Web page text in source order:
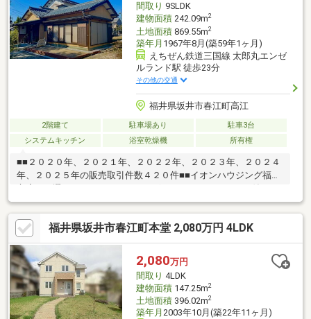
間取り 9SLDK
建物面積242.09m2
土地面積869.55m2
築年月 1967年8月(築59年1ヶ月)
えちぜん鉄道三国線 太郎丸エンゼ
ルランド駅 徒歩23分
その他の交通
福井県坂井市春江町高江
2階建て 駐車場あり
駐車3台
システムキッチン
浴室乾燥機 所有権
■■２０２０年、２０２１年、２０２２年、２０２３年、２０２４
年、２０２５年の販売取引件数４２０件■■イオンハウジング福井
レージがる中古住宅～１階はＬＤＫ＋３０帖の続き間、ご家族様
ゆとりができるスペース♪【物件ポイント】・駐車スペース３台
可・解放感ある続き間３０帖以上・全居室収納あり！【周辺環
境】・スーパー 徒歩２２分・春江西小学校 徒歩２５分・春江
学校 徒歩１３分運営会社：株式会社住まいのＫＯＥＩイオンハ
ウジングの加盟店は全て独立自営です。担当：森崎 宗平
TEL：080-6235-6021
福井県坂井市春江町本堂 2,080万円 4LDK
2,080万円
間取り 4LDK
建物面積147.25m2
土地面積396.02m2
築年月 2003年10月(築22年11ヶ月)